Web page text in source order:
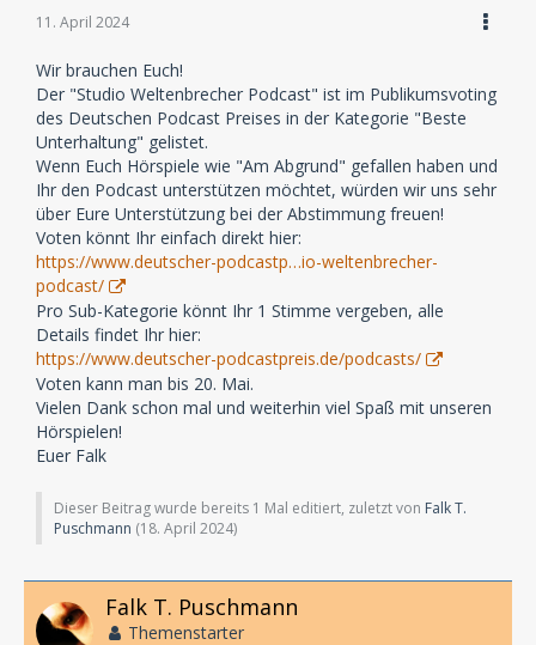
11. April 2024
Wir brauchen Euch!
Der "Studio Weltenbrecher Podcast" ist im Publikumsvoting
des Deutschen Podcast Preises in der Kategorie "Beste
Unterhaltung" gelistet.
Wenn Euch Hörspiele wie "Am Abgrund" gefallen haben und
Ihr den Podcast unterstützen möchtet, würden wir uns sehr
über Eure Unterstützung bei der Abstimmung freuen!
Voten könnt Ihr einfach direkt hier:
https://www.deutscher-podcastp…io-weltenbrecher-
podcast/
Pro Sub-Kategorie könnt Ihr 1 Stimme vergeben, alle
Details findet Ihr hier:
https://www.deutscher-podcastpreis.de/podcasts/
Voten kann man bis 20. Mai.
Vielen Dank schon mal und weiterhin viel Spaß mit unseren
Hörspielen!
Euer Falk
Dieser Beitrag wurde bereits 1 Mal editiert, zuletzt von Falk T.
Puschmann (18. April 2024)
Falk T. Puschmann
Themenstarter